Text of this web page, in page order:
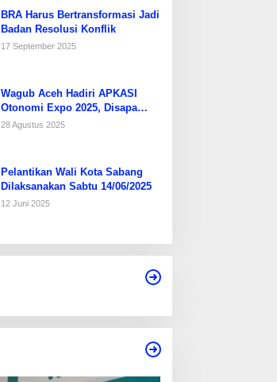
BRA Harus Bertransformasi Jadi
Badan Resolusi Konflik
17 September 2025
Wagub Aceh Hadiri APKASI
Otonomi Expo 2025, Disapa
Hangat Presiden Prabowo
28 Agustus 2025
Pelantikan Wali Kota Sabang
Dilaksanakan Sabtu 14/06/2025
12 Juni 2025